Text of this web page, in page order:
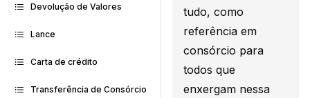
Devolução de Valores
Lance
Carta de crédito
Transferência de Consórcio
tudo, como
referência em
consórcio para
todos que
enxergam nessa